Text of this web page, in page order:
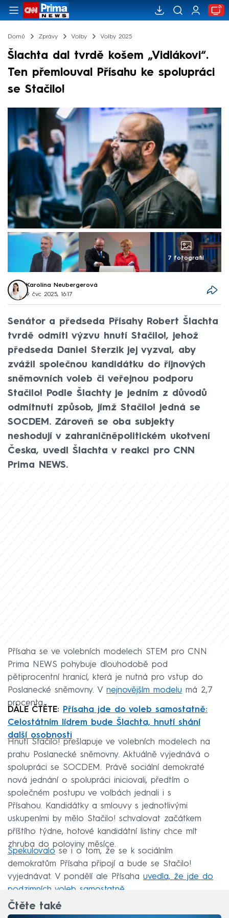
Domů Zprávy Volby Volby 2025
Šlachta dal tvrdě košem „Vidlákovi“.
Ten přemlouval Přísahu ke spolupráci
se Stačilo!
7 fotografií
Karolína Neubergerová
9. čvc 2025, 16:17
Senátor a předseda Přísahy Robert Šlachta
tvrdě odmítl výzvu hnutí Stačilo!, jehož
předseda Daniel Sterzik jej vyzval, aby
zvážil společnou kandidátku do říjnových
sněmovních voleb či veřejnou podporu
Stačilo! Podle Šlachty je jedním z důvodů
odmítnutí způsob, jímž Stačilo! jedná se
SOCDEM. Zároveň se oba subjekty
neshodují v zahraničněpolitickém ukotvení
Česka, uvedl Šlachta v reakci pro CNN
Prima NEWS.
Přísaha se ve volebních modelech STEM pro CNN
Prima NEWS pohybuje dlouhodobě pod
pětiprocentní hranicí, která je nutná pro vstup do
Poslanecké sněmovny. V nejnovějším modelu má 2,7
procenta.
DÁLE ČTĚTE: Přísaha jde do voleb samostatně:
Celostátním lídrem bude Šlachta, hnutí shání
další osobnosti
Hnutí Stačilo! přešlapuje ve volebních modelech na
prahu Poslanecké sněmovny. Aktuálně vyjednává o
spolupráci se SOCDEM. Právě sociální demokraté
nová jednání o spolupráci iniciovali, předtím o
společném postupu ve volbách jednali i s
Přísahou. Kandidátky a smlouvy s jednotlivými
uskupeními by mělo Stačilo! schvalovat začátkem
příštího týdne, hotové kandidátní listiny chce mít
zhruba do poloviny měsíce.
Spekulovalo se i o tom, že se k sociálním
demokratům Přísaha připojí a bude se Stačilo!
vyjednávat. V pondělí ale Přísaha uvedla, že jde do
podzimních voleb samostatně
Čtěte také